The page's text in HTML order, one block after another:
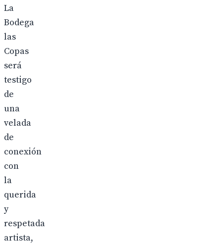
La
Bodega
las
Copas
será
testigo
de
una
velada
de
conexión
con
la
querida
y
respetada
artista,